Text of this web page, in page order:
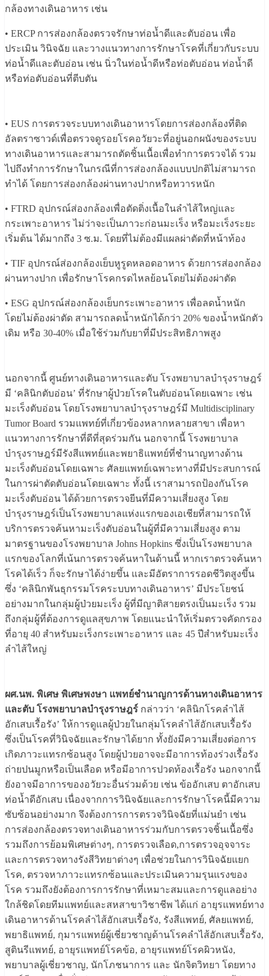
กล้องทางเดินอาหาร เช่น
• ERCP การส่องกล้องตรวจรักษาท่อน้ำดีและตับอ่อน เพื่อ
ประเมิน วินิจฉัย และวางแนวทางการรักษาโรคที่เกี่ยวกับระบบ
ท่อน้ำดีและตับอ่อน เช่น นิ่วในท่อน้ำดีหรือท่อตับอ่อน ท่อน้ำดี
หรือท่อตับอ่อนที่ตีบตัน
• EUS การตรวจระบบทางเดินอาหารโดยการส่องกล้องที่ติด
อัลตราซาวด์เพื่อตรวจดูรอยโรคอวัยวะที่อยู่นอกผนังของระบบ
ทางเดินอาหารและสามารถตัดชิ้นเนื้อเพื่อทำการตรวจได้ รวม
ไปถึงทำการรักษาในกรณีที่การส่องกล้องแบบปกติไม่สามารถ
ทำได้ โดยการส่องกล้องผ่านทางปากหรือทวารหนัก
• FTRD อุปกรณ์ส่องกล้องเพื่อตัดติ่งเนื้อในลำไส้ใหญ่และ
กระเพาะอาหาร ไม่ว่าจะเป็นภาวะก่อนมะเร็ง หรือมะเร็งระยะ
เริ่มต้น ได้มากถึง 3 ซ.ม. โดยที่ไม่ต้องมีแผลผ่าตัดที่หน้าท้อง
• TIF อุปกรณ์ส่องกล้องเย็บหูรูดหลอดอาหาร ด้วยการส่องกล้อง
ผ่านทางปาก เพื่อรักษาโรคกรดไหลย้อนโดยไม่ต้องผ่าตัด
• ESG อุปกรณ์ส่องกล้องเย็บกระเพาะอาหาร เพื่อลดน้ำหนัก
โดยไม่ต้องผ่าตัด สามารถลดน้ำหนักได้กว่า 20% ของน้ำหนักตัว
เดิม หรือ 30-40% เมื่อใช้ร่วมกับยาที่มีประสิทธิภาพสูง
นอกจากนี้ ศูนย์ทางเดินอาหารและตับ โรงพยาบาลบำรุงราษฎร์
มี ‘คลินิกตับอ่อน’ ที่รักษาผู้ป่วยโรคในตับอ่อนโดยเฉพาะ เช่น
มะเร็งตับอ่อน โดยโรงพยาบาลบำรุงราษฎร์มี Multidisciplinary
Tumor Board รวมแพทย์ที่เกี่ยวข้องหลากหลายสาขา เพื่อหา
แนวทางการรักษาที่ดีที่สุดร่วมกัน นอกจากนี้ โรงพยาบาล
บำรุงราษฎร์มีรังสีแพทย์และพยาธิแพทย์ที่ชำนาญทางด้าน
มะเร็งตับอ่อนโดยเฉพาะ ศัลยแพทย์เฉพาะทางที่มีประสบการณ์
ในการผ่าตัดตับอ่อนโดยเฉพาะ ทั้งนี้ เราสามารถป้องกันโรค
มะเร็งตับอ่อน ได้ด้วยการตรวจยีนที่มีความเสี่ยงสูง โดย
บำรุงราษฎร์เป็นโรงพยาบาลแห่งแรกของเอเชียที่สามารถให้
บริการตรวจค้นหามะเร็งตับอ่อนในผู้ที่มีความเสี่ยงสูง ตาม
มาตรฐานของโรงพยาบาล Johns Hopkins ซึ่งเป็นโรงพยาบาล
แรกของโลกที่เน้นการตรวจค้นหาในด้านนี้ หากเราตรวจค้นหา
โรคได้เร็ว ก็จะรักษาได้ง่ายขึ้น และมีอัตราการรอดชีวิตสูงขึ้น
ซึ่ง ‘คลินิกพันธุกรรมโรคระบบทางเดินอาหาร’ มีประโยชน์
อย่างมากในกลุ่มผู้ป่วยมะเร็ง ผู้ที่มีญาติสายตรงเป็นมะเร็ง รวม
ถึงกลุ่มผู้ที่ต้องการดูแลสุขภาพ โดยแนะนำให้เริ่มตรวจคัดกรอง
ที่อายุ 40 สำหรับมะเร็งกระเพาะอาหาร และ 45 ปีสำหรับมะเร็ง
ลำไส้ใหญ่
ผศ.นพ. พิเศษ พิเศษพงษา แพทย์ชำนาญการด้านทางเดินอาหาร
และตับ โรงพยาบาลบำรุงราษฎร์ กล่าวว่า ‘คลินิกโรคลำไส้
อักเสบเรื้อรัง’ ให้การดูแลผู้ป่วยในกลุ่มโรคลำไส้อักเสบเรื้อรัง
ซึ่งเป็นโรคที่วินิจฉัยและรักษาได้ยาก ทั้งยังมีความเสี่ยงต่อการ
เกิดภาวะแทรกซ้อนสูง โดยผู้ป่วยอาจจะมีอาการท้องร่วงเรื้อรัง
ถ่ายปนมูกหรือเป็นเลือด หรือมีอาการปวดท้องเรื้อรัง นอกจากนี้
ยังอาจมีอาการของอวัยวะอื่นร่วมด้วย เช่น ข้ออักเสบ ตาอักเสบ
ท่อน้ำดีอักเสบ เนื่องจากการวินิจฉัยและการรักษาโรคนี้มีความ
ซับซ้อนอย่างมาก จึงต้องการการตรวจวินิจฉัยที่แม่นยำ เช่น
การส่องกล้องตรวจทางเดินอาหารร่วมกับการตรวจชิ้นเนื้อซึ่ง
รวมถึงการย้อมพิเศษต่างๆ, การตรวจเลือด,การตรวจอุจจาระ
และการตรวจทางรังสีวิทยาต่างๆ เพื่อช่วยในการวินิจฉัยแยก
โรค, ตรวจหาภาวะแทรกซ้อนและประเมินความรุนแรงของ
โรค รวมถึงยังต้องการการรักษาที่เหมาะสมและการดูแลอย่าง
ใกล้ชิดโดยทีมแพทย์และสหสาขาวิชาชีพ ได้แก่ อายุรแพทย์ทาง
เดินอาหารด้านโรคลำไส้อักเสบเรื้อรัง, รังสีแพทย์, ศัลยแพทย์,
พยาธิแพทย์, กุมารแพทย์ผู้เชี่ยวชาญด้านโรคลำไส้อักเสบเรื้อรัง,
สูตินรีแพทย์, อายุรแพทย์โรคข้อ, อายุรแพทย์โรคผิวหนัง,
พยาบาลผู้เชี่ยวชาญ, นักโภชนาการ และ นักจิตวิทยา โดยทาง